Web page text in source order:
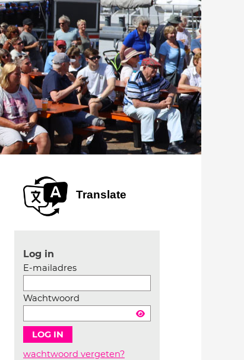
Translate
Log in
E-mailadres
Wachtwoord
wachtwoord vergeten?